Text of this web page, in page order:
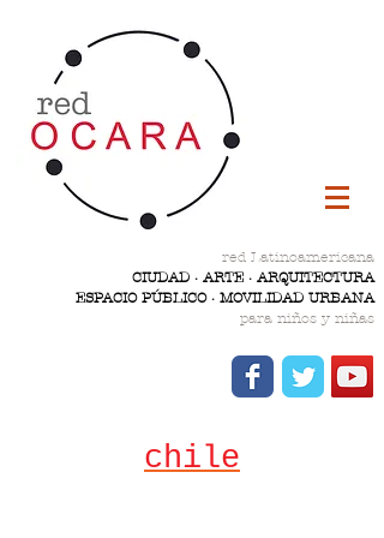
red Latinoamericana
CIUDAD · ARTE · ARQUITECTURA
ESPACIO PÚBLICO · MOVILIDAD URBANA
para niños y niñas
chile